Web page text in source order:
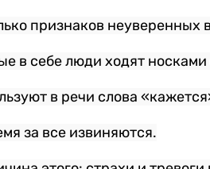
признаков неуверенных
в себе люди ходят
в речи слова
за все извиняются.